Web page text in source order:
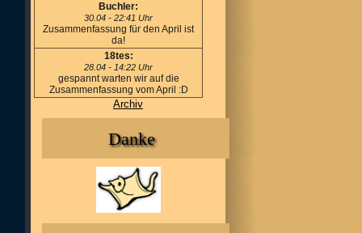
Buchler:
30.04 - 22:41 Uhr
Zusammenfassung für den April ist
da!
18tes:
28.04 - 14:22 Uhr
gespannt warten wir auf die
Zusammenfassung vom April :D
Archiv
Danke